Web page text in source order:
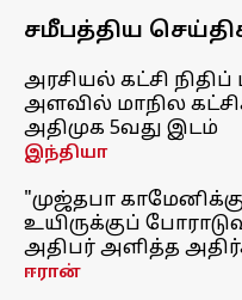
சமீபத்திய
அரசியல் கட்சி
அளவில் மாநில
அதிமுக 5வது இடம்
இந்தியா
"முஜ்தபா
உயிருக்குப்
அதிபர் அளித்த
ஈரான்